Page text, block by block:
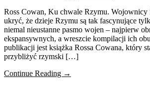
Ross Cowan, Ku chwale Rzymu. Wojownicy
ukryć, że dzieje Rzymu są tak fascynujące
niemal nieustanne pasmo wojen – najpierw
ekspansywnych, a wreszcie kompilacji ich
publikacji jest książka Rossa Cowana, który
przybliżyć rzymski […]
Continue Reading →